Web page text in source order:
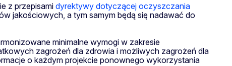
z przepisami dyrektywy dotyczącej oczyszczania
jakościowych, a tym samym będą się nadawać do
minimalne wymogi w zakresie
zagrożeń dla zdrowia i możliwych zagrożeń dla
o każdym projekcie ponownego wykorzystania